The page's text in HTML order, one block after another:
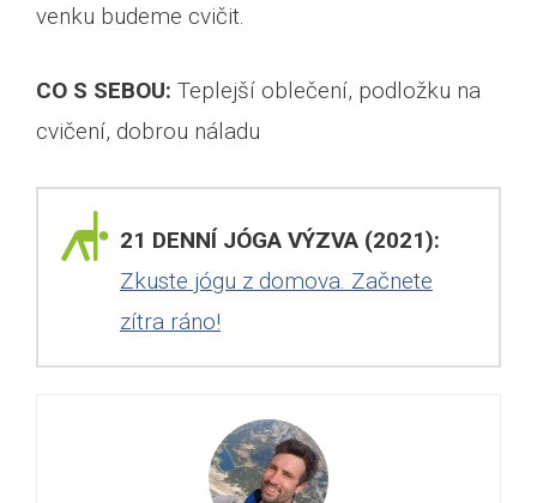
venku budeme cvičit.
CO S SEBOU: Teplejší oblečení, podložku na
cvičení, dobrou náladu
21 DENNÍ JÓGA VÝZVA (2021):
Zkuste jógu z domova. Začnete
zítra ráno!